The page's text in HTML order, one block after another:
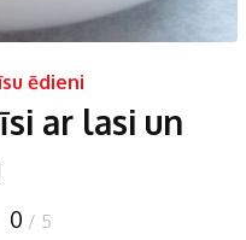
ēdieni
ar lasi un
0 / 5